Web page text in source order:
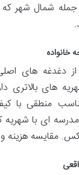
جمله شمال شهر
خانواده
دغدغه های
های بالاتری
منطقی با
ای با شهریه
مقایسه